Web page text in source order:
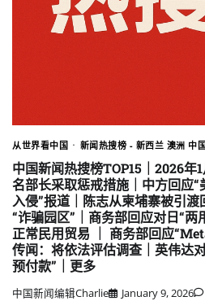
从世界看中国 新闻热搜榜 - 新西兰 澳洲 中国
中国新闻热搜榜TOP15｜2026年
名部长采取惩戒措施｜中方回应
入侵”报道｜陈志从柬埔寨被引
“诈骗园区”｜商务部回应对日“
正常民用贸易 ｜ 商务部回应
传闻：将依法评估调查｜英伟达
预付款”｜更多
中国新闻编辑Charlie January 9, 2026